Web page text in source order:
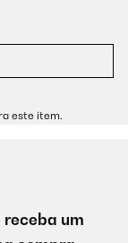
este item.
um